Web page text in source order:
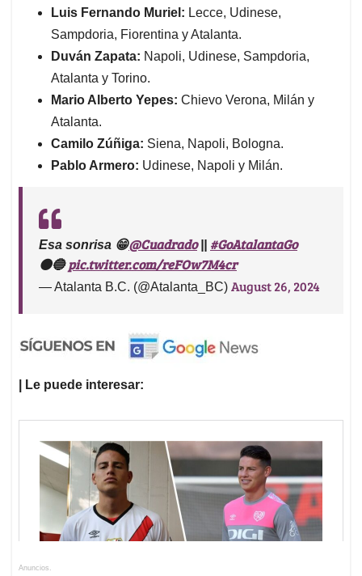
Luis Fernando Muriel: Lecce, Udinese,
Sampdoria, Fiorentina y Atalanta.
Duván Zapata: Napoli, Udinese, Sampdoria,
Atalanta y Torino.
Mario Alberto Yepes: Chievo Verona, Milán y
Atalanta.
Camilo Zúñiga: Siena, Napoli, Bologna.
Pablo Armero: Udinese, Napoli y Milán.
Esa sonrisa 😁@Cuadrado|| #GoAtalantaGo
⚫️🔵pic.twitter.com/reFOw7M4cr
— Atalanta B.C. (@Atalanta_BC) August 26, 2024
| Le puede interesar:
Anuncios.